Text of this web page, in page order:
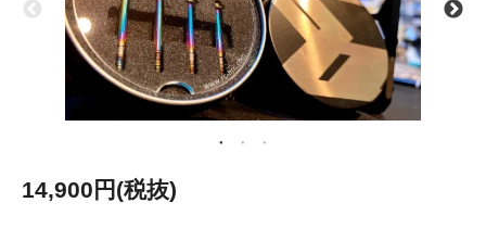
14,900円(税抜)